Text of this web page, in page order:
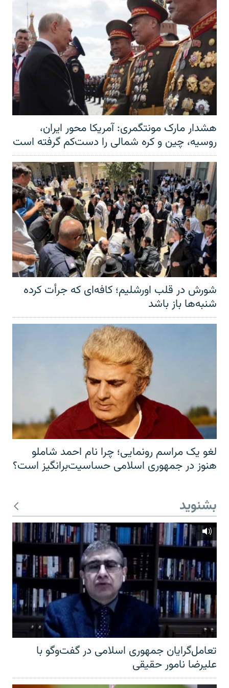
هشدار مارک مونتگمری: آمریکا محور ایران،
روسیه، چین و کره شمالی را دست‌کم گرفته است
شورش در قلب اورشلیم؛ کافه‌ای که جرأت کرده
شنبه‌ها باز باشد
لغو یک مراسم رونمایی؛ چرا نام احمد شاملو
هنوز در جمهوری اسلامی حساسیت‌برانگیز است؟
بشنوید
تعامل‌گرایان جمهوری اسلامی در گفت‌وگو با
علیرضا نامور حقیقی